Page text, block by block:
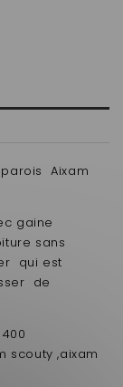
Aixam
gaine
sans
qui est
de
scouty ,aixam